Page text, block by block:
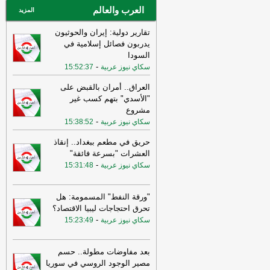
فرصة- لبنانون 24
العرب والعالم المزيد
تقارير دولية: إيران والحوثيون
يدربون فصائل إسلامية في
السودا
سكاي نيوز عربية -
15:52:37
العراق.. أمران بالقبض على
"الأسدي" بتهم كسب غير
مشروع
سكاي نيوز عربية -
15:38:52
حريق في مطعم ببغداد.. إنقاذ
العشرات "بسرعة فائقة"
سكاي نيوز عربية -
15:31:48
"ورقة النفط" المسمومة: هل
تحرق احتجاجات ليبيا الاقتصاد؟
سكاي نيوز عربية -
15:23:49
بعد مفاوضات مطولة.. حسم
مصير الوجود الروسي في سوريا